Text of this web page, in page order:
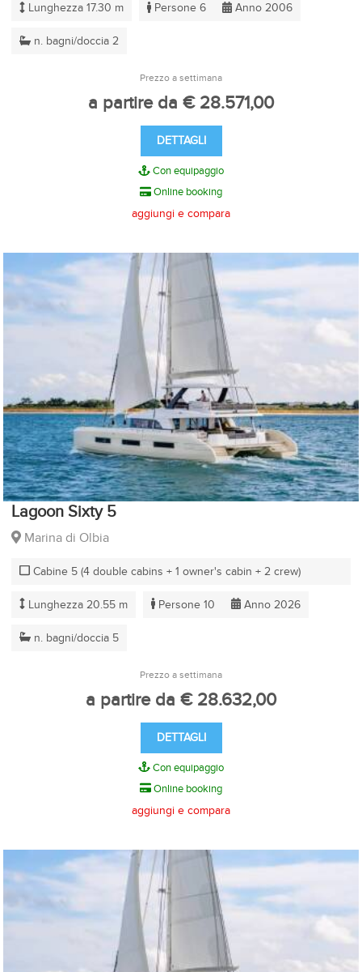
Lunghezza 17.30 m Persone 6 Anno 2006
n. bagni/doccia 2
Prezzo a settimana
a partire da € 28.571,00
DETTAGLI
Con equipaggio
Online booking
aggiungi e compara
Lagoon Sixty 5
Marina di Olbia
Cabine 5 (4 double cabins + 1 owner's cabin + 2 crew)
Lunghezza 20.55 m Persone 10 Anno 2026
n. bagni/doccia 5
Prezzo a settimana
a partire da € 28.632,00
DETTAGLI
Con equipaggio
Online booking
aggiungi e compara